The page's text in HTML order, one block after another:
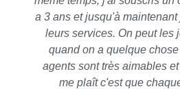
a 3 ans et jusqu'à
leurs services. On peut les
quand on a quelque
agents sont très aimables
me plaît c'est que